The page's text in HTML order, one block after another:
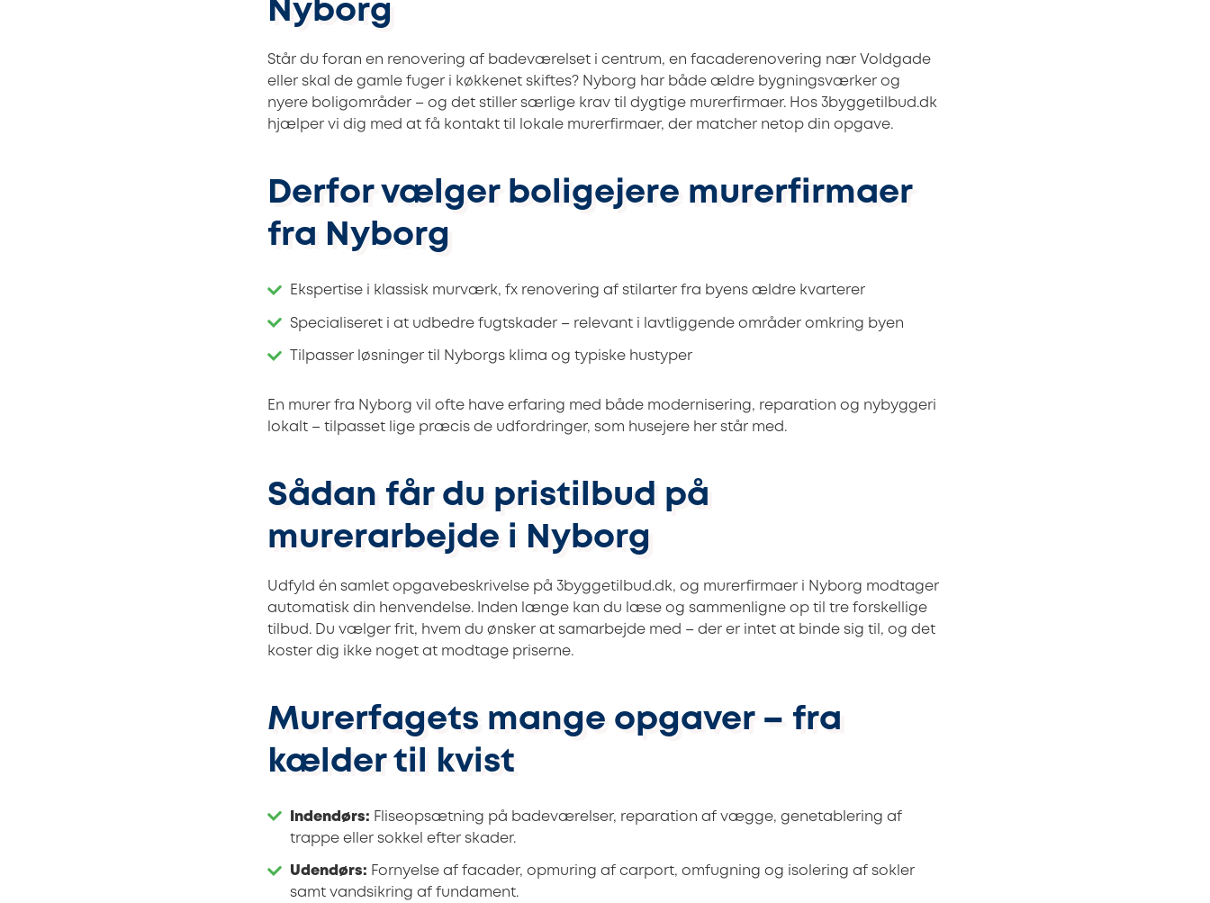
Nyborg
Står du foran en renovering af badeværelset i centrum, en facaderenovering nær Voldgade
eller skal de gamle fuger i køkkenet skiftes? Nyborg har både ældre bygningsværker og
nyere boligområder – og det stiller særlige krav til dygtige murerfirmaer. Hos 3byggetilbud.dk
hjælper vi dig med at få kontakt til lokale murerfirmaer, der matcher netop din opgave.
Derfor vælger boligejere murerfirmaer
fra Nyborg
Ekspertise i klassisk murværk, fx renovering af stilarter fra byens ældre kvarterer
Specialiseret i at udbedre fugtskader – relevant i lavtliggende områder omkring byen
Tilpasser løsninger til Nyborgs klima og typiske hustyper
En murer fra Nyborg vil ofte have erfaring med både modernisering, reparation og nybyggeri
lokalt – tilpasset lige præcis de udfordringer, som husejere her står med.
Sådan får du pristilbud på
murerarbejde i Nyborg
Udfyld én samlet opgavebeskrivelse på 3byggetilbud.dk, og murerfirmaer i Nyborg modtager
automatisk din henvendelse. Inden længe kan du læse og sammenligne op til tre forskellige
tilbud. Du vælger frit, hvem du ønsker at samarbejde med – der er intet at binde sig til, og det
koster dig ikke noget at modtage priserne.
Murerfagets mange opgaver – fra
kælder til kvist
Indendørs: Fliseopsætning på badeværelser, reparation af vægge, genetablering af
trappe eller sokkel efter skader.
Udendørs: Fornyelse af facader, opmuring af carport, omfugning og isolering af sokler
samt vandsikring af fundament.